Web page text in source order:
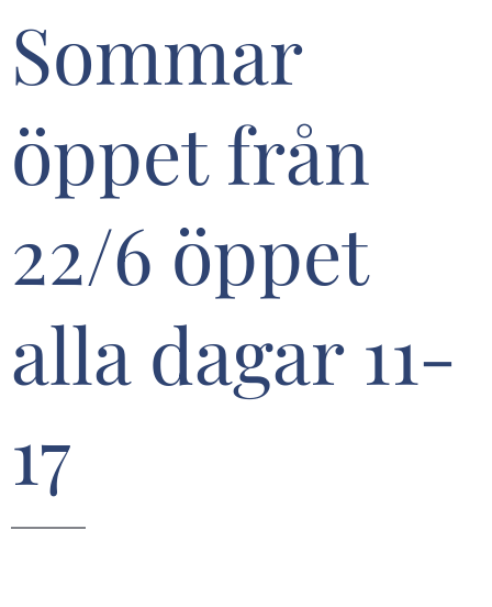
Sommar
öppet från
22/6 öppet
alla dagar 11-
17